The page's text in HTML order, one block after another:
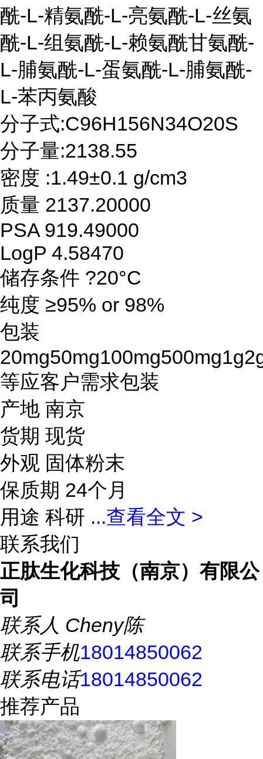
酰-L-精氨酰-L-亮氨酰-L-丝氨
酰-L-组氨酰-L-赖氨酰甘氨酰-
L-脯氨酰-L-蛋氨酰-L-脯氨酰-
L-苯丙氨酸
分子式:C96H156N34O20S
分子量:2138.55
密度 :1.49±0.1 g/cm3
质量 2137.20000
PSA 919.49000
LogP 4.58470
储存条件 ?20°C
纯度 ≥95% or 98%
包装
等应客户需求包装
产地 南京
货期 现货
外观 固体粉末
保质期 24个月
用途 科研 ...查看全文 >
联系我们
正肽生化科技（南京）有限公
司
联系人 Cheny陈
联系手机18014850062
联系电话18014850062
推荐产品